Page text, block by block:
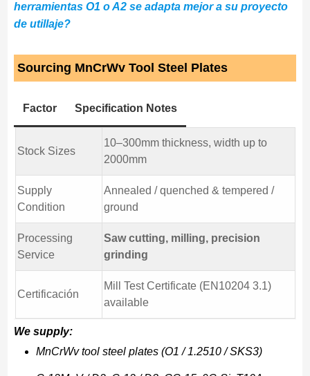
herramientas O1 o A2 se adapta mejor a su proyecto
de utillaje?
Sourcing MnCrWv Tool Steel Plates
Factor Specification Notes
Stock Sizes
10–300mm thickness, width up to
2000mm
Supply
Condition
Annealed / quenched & tempered /
ground
Processing
Service
Saw cutting, milling, precision
grinding
Certificación
Mill Test Certificate (EN10204 3.1)
available
We supply:
MnCrWv tool steel plates (O1 / 1.2510 / SKS3)